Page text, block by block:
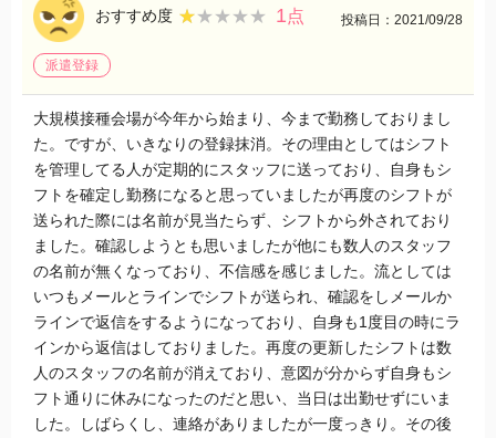
おすすめ度 ★★★★★
★★★★★ 1点 投稿日：2021/09/28
派遣登録
大規模接種会場が今年から始まり、今まで勤務しておりまし
た。ですが、いきなりの登録抹消。その理由としてはシフト
を管理してる人が定期的にスタッフに送っており、自身もシ
フトを確定し勤務になると思っていましたが再度のシフトが
送られた際には名前が見当たらず、シフトから外されており
ました。確認しようとも思いましたが他にも数人のスタッフ
の名前が無くなっており、不信感を感じました。流としては
いつもメールとラインでシフトが送られ、確認をしメールか
ラインで返信をするようになっており、自身も1度目の時にラ
インから返信はしておりました。再度の更新したシフトは数
人のスタッフの名前が消えており、意図が分からず自身もシ
フト通りに休みになったのだと思い、当日は出勤せずにいま
した。しばらくし、連絡がありましたが一度っきり。その後